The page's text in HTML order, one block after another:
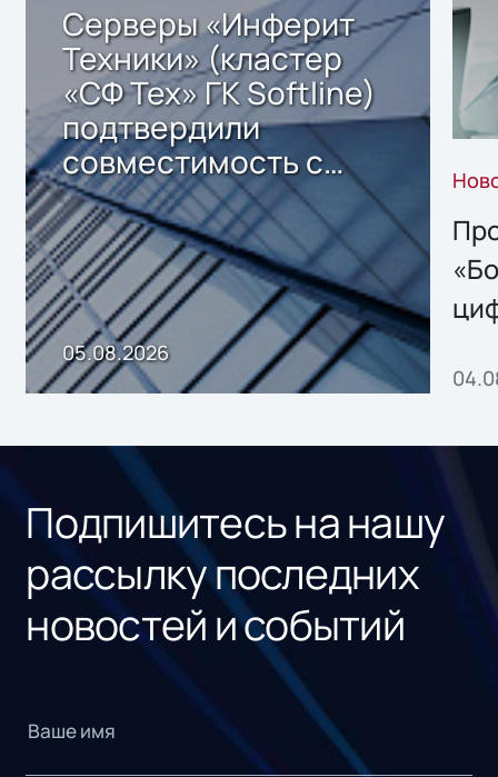
Серверы «Инферит
Техники» (кластер
«СФ Тех» ГК Softline)
подтвердили
совместимость с
решением Sharx
Storage 2.x для
хранения данных
05.08.2026
Подпишитесь на нашу
рассылку последних
новостей и событий